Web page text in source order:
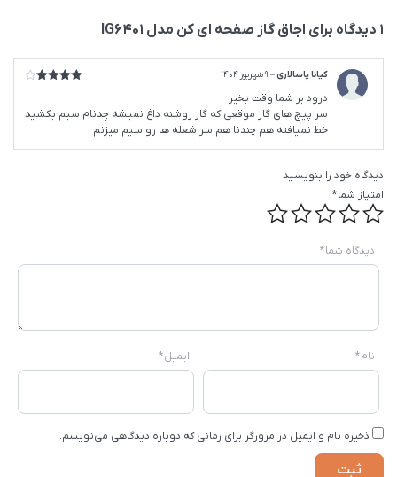
1 دیدگاه برای اجاق گاز صفحه ای کن مدل IG6401
کیانا پاسالاری– 9 شهریور 1404
درود بر شما وقت بخیر
سر پیچ های گاز موقعی که گاز روشنه داغ نمیشه چدنام سیم بکشید
خط نمیافته هم چندنا هم سر شعله ها رو سیم میزنم
دیدگاه خود را بنویسید
امتیاز شما*
دیدگاه شما*
نام* ایمیل*
ذخیره نام و ایمیل در مرورگر برای زمانی که دوباره دیدگاهی می‌نویسم.